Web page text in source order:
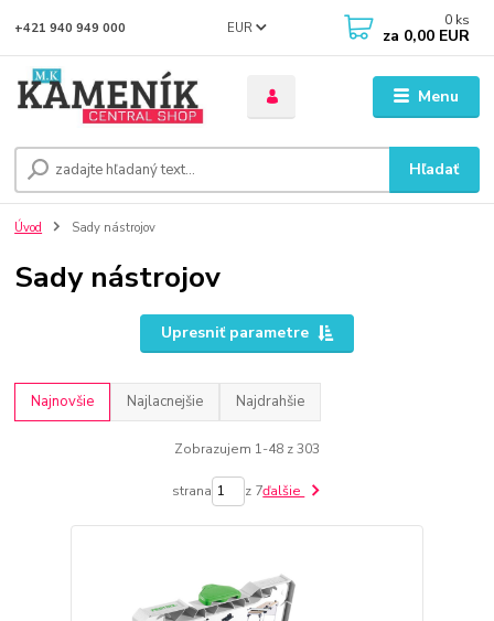
Menu
EUR
Hľadať
+421 940 949 000 0 ks
za 0,00 EUR
Úvod Sady nástrojov
Sady nástrojov
Upresniť parametre
Najnovšie Najlacnejšie Najdrahšie
Zobrazujem 1-48 z 303
strana z 7ďalšie